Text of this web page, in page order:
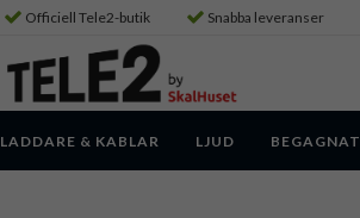
Officiell Tele2-butik Snabba leveranser
LADDARE & KABLAR LJUD BEGAGNAT